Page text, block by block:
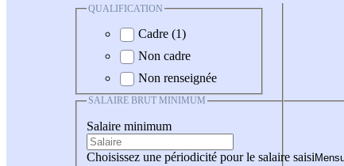
QUALIFICATION
Cadre (1)
Non cadre
Non renseignée
SALAIRE BRUT MINIMUM
Salaire minimum
Choisissez une périodicité pour le salaire saisi